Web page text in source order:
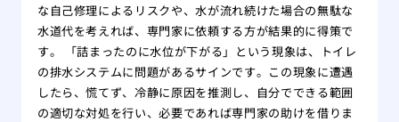
な自己修理によるリスクや、水が流れ続けた場合の無駄な
水道代を考えれば、専門家に依頼する方が結果的に得策で
す。 「詰まったのに水位が下がる」という現象は、トイレ
の排水システムに問題があるサインです。この現象に遭遇
したら、慌てず、冷静に原因を推測し、自分でできる範囲
の適切な対処を行い、必要であれば専門家の助けを借りま